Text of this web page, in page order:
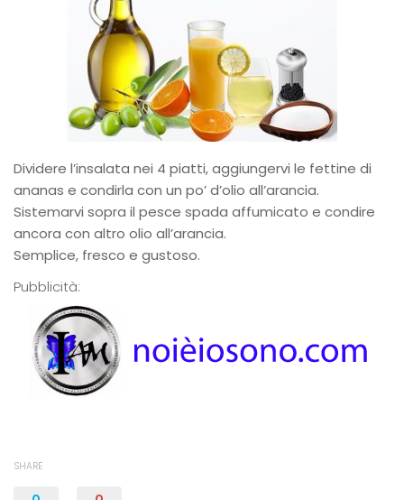
Dividere l’insalata nei 4 piatti, aggiungervi le fettine di
ananas e condirla con un po’ d’olio all’arancia.
Sistemarvi sopra il pesce spada affumicato e condire
ancora con altro olio all’arancia.
Semplice, fresco e gustoso.
Pubblicità:
SHARE